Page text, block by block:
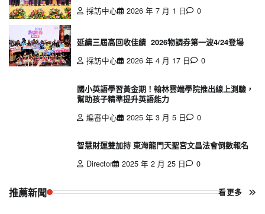
採訪中心
2026 年 7 月 1 日 0
延續三屆高回收佳績 2026物調券第一波4/24登場
採訪中心
2026 年 4 月 17 日 0
國小英語學習黃金期！翰林雲端學院推出線上測驗，
幫助孩子精準提升英語能力
編審中心
2025 年 3 月 5 日 0
智慧財運雙加持 東海龍門天聖宮文昌法會倒數報名
Director
2025 年 2 月 25 日 0
推薦新聞 看更多